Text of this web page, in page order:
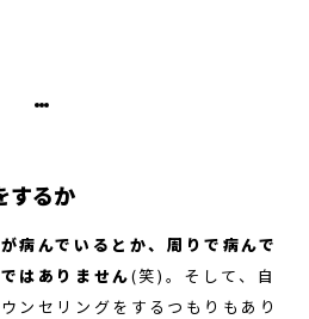
するか
病んでいるとか、周りで病んで
はありません(笑)。そして、自
ンセリングをするつもりもあり